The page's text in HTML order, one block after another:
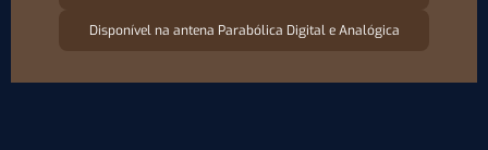
Disponível na antena Parabólica Digital e Analógica